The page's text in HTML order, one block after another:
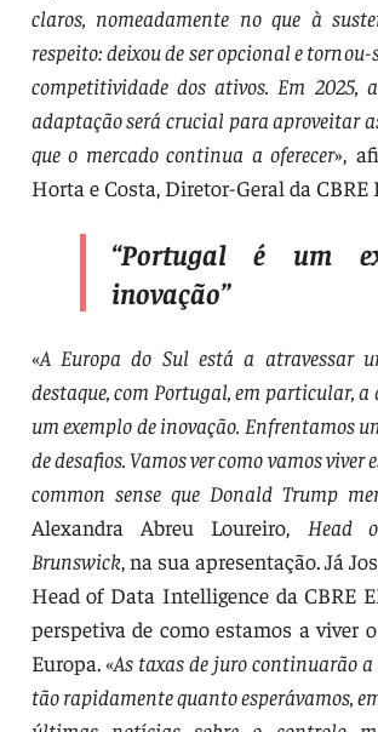
claros, nomeadamente no que à
respeito: deixou de ser opcional e
competitividade dos ativos. Em 2025,
adaptação será crucial para aproveitar
que o mercado continua a oferecer»,
Horta e Costa, Diretor-Geral da CBRE
“Portugal é um
inovação”
«A Europa do Sul está a atravessar
destaque, com Portugal, em particular,
um exemplo de inovação. Enfrentamos
de desafios. Vamos ver como vamos viver
common sense que Donald Trump
Alexandra Abreu Loureiro, Head
Brunswick, na sua apresentação. Já
Head of Data Intelligence da CBRE
perspetiva de como estamos a viver
Europa. «As taxas de juro continuarão a
tão rapidamente quanto esperávamos,